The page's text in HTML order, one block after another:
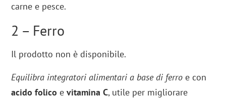
carne e pesce.
2 – Ferro
Il prodotto non è disponibile.
Equilibra integratori alimentari a base di ferro e con
acido folico evitamina C, utile per migliorare